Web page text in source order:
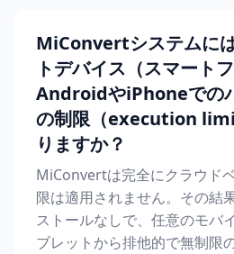
MiConvertシステムに
トデバイス（スマート
AndroidやiPhoneでの
の制限（execution
りますか？
MiConvertは完全にクラウド
限は適用されません。その結
ストールなしで、任意のモバ
ブレットから排他的で無制限